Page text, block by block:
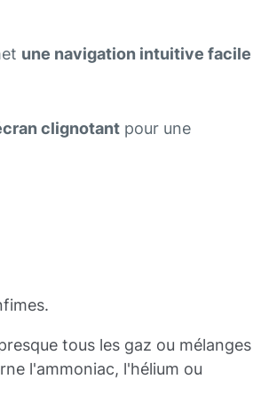
une navigation intuitive facile
clignotant pour une
tous les gaz ou mélanges
l'ammoniac, l'hélium ou